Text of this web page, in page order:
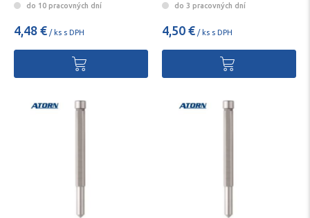
do 10 pracovných dní
4,48 € / ks s DPH
do 3 pracovných dní
4,50 € / ks s DPH